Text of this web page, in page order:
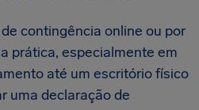
contingência online ou por
prática, especialmente em
até um escritório físico
uma declaração de